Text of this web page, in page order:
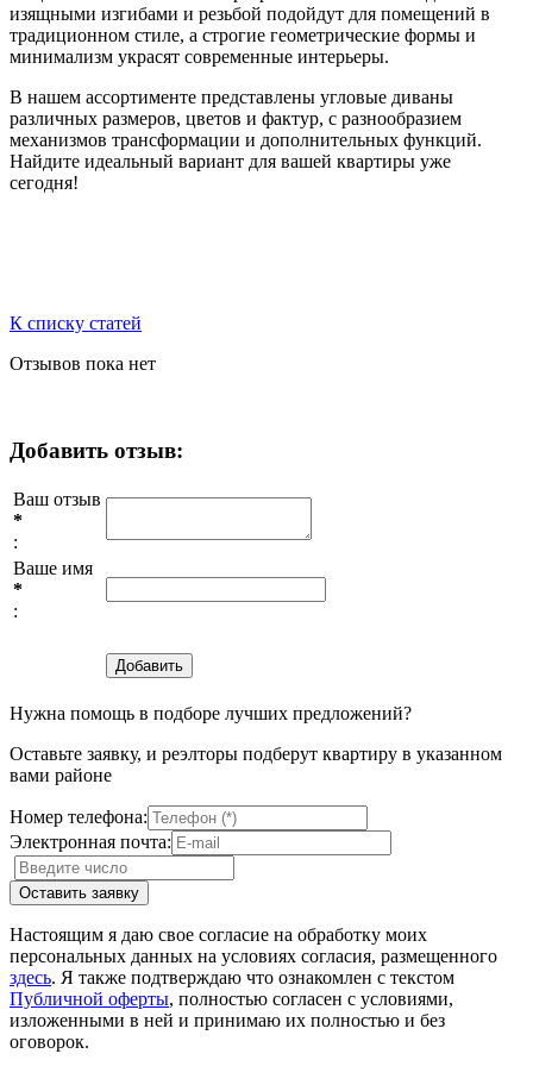
изящными изгибами и резьбой подойдут для помещений в
традиционном стиле, а строгие геометрические формы и
минимализм украсят современные интерьеры.
В нашем ассортименте представлены угловые диваны
различных размеров, цветов и фактур, с разнообразием
механизмов трансформации и дополнительных функций.
Найдите идеальный вариант для вашей квартиры уже
сегодня!
К списку статей
Отзывов пока нет
Добавить отзыв:
Ваш отзыв
*
:
Ваше имя
*
:
Нужна помощь в подборе лучших предложений?
Оставьте заявку, и реэлторы подберут квартиру в указанном
вами районе
Номер телефона:
Электронная почта:
Настоящим я даю свое согласие на обработку моих
персональных данных на условиях согласия, размещенного
здесь. Я также подтверждаю что ознакомлен с текстом
Публичной оферты, полностью согласен с условиями,
изложенными в ней и принимаю их полностью и без
оговорок.